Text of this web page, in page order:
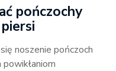
pończochy
noszenie pończoch